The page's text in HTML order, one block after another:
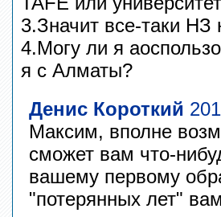
3.Значит все-таки НЗ
4.Могу ли я
я с Алматы?
Денис Короткий
Максим, вполне
сможет вам что-
вашему первому
"потерянных лет"